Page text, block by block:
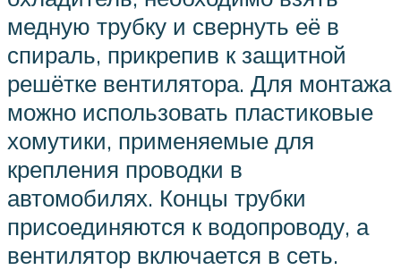
медную трубку и свернуть её в
спираль, прикрепив к защитной
решётке вентилятора. Для монтажа
можно использовать пластиковые
хомутики, применяемые для
крепления проводки в
автомобилях. Концы трубки
присоединяются к водопроводу, а
вентилятор включается в сеть.